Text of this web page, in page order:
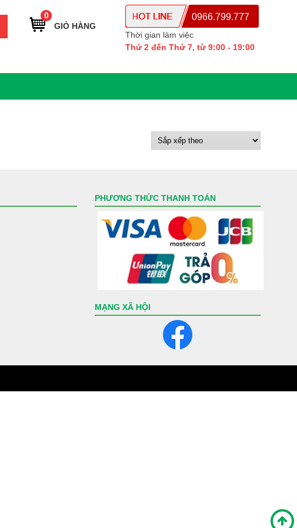
0966.799.777
Thời gian làm việc
Thứ 2 đến Thứ 7, từ 9:00 - 19:00
0
GIỎ HÀNG
PHƯƠNG THỨC THANH TOÁN
MẠNG XÃ HỘI